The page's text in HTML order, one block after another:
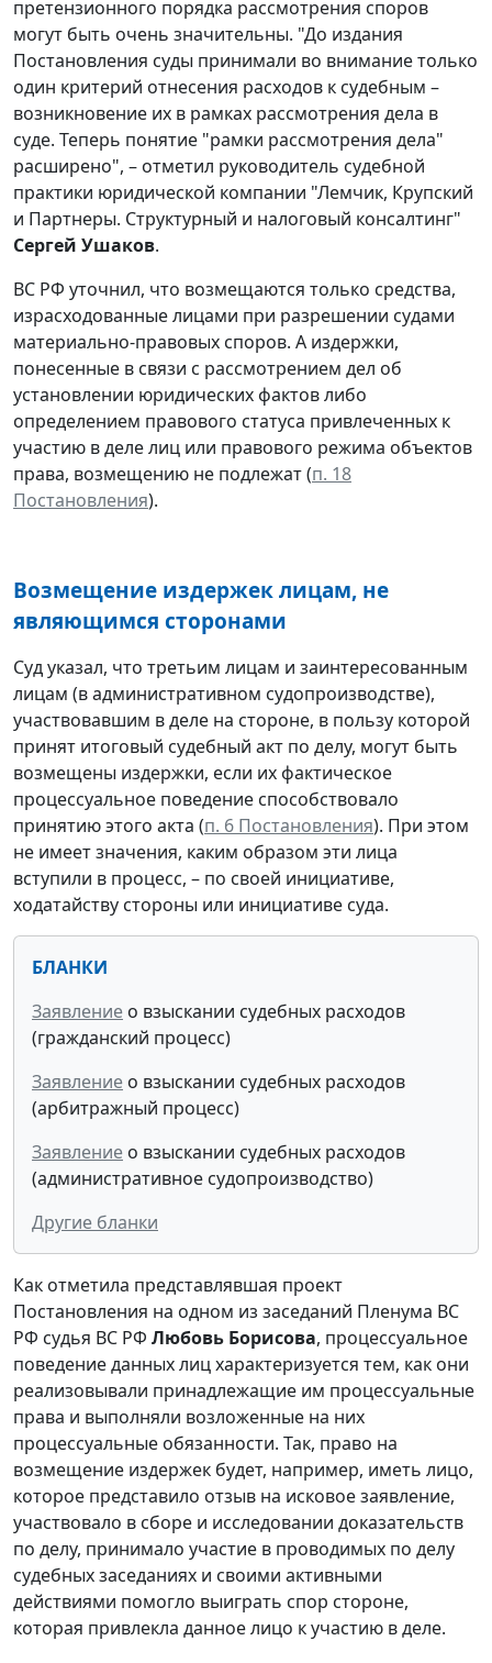
претензионного порядка рассмотрения споров
могут быть очень значительны. "До издания
Постановления суды принимали во внимание только
один критерий отнесения расходов к судебным –
возникновение их в рамках рассмотрения дела в
суде. Теперь понятие "рамки рассмотрения дела"
расширено", – отметил руководитель судебной
практики юридической компании "Лемчик, Крупский
и Партнеры. Структурный и налоговый консалтинг"
Сергей Ушаков.
ВС РФ уточнил, что возмещаются только средства,
израсходованные лицами при разрешении судами
материально-правовых споров. А издержки,
понесенные в связи с рассмотрением дел об
установлении юридических фактов либо
определением правового статуса привлеченных к
участию в деле лиц или правового режима объектов
права, возмещению не подлежат (п. 18
Постановления).
Возмещение издержек лицам, не
являющимся сторонами
Суд указал, что третьим лицам и заинтересованным
лицам (в административном судопроизводстве),
участвовавшим в деле на стороне, в пользу которой
принят итоговый судебный акт по делу, могут быть
возмещены издержки, если их фактическое
процессуальное поведение способствовало
принятию этого акта (п. 6 Постановления). При этом
не имеет значения, каким образом эти лица
вступили в процесс, – по своей инициативе,
ходатайству стороны или инициативе суда.
БЛАНКИ
Заявление о взыскании судебных расходов
(гражданский процесс)
Заявление о взыскании судебных расходов
(арбитражный процесс)
Заявление о взыскании судебных расходов
(административное судопроизводство)
Другие бланки
Как отметила представлявшая проект
Постановления на одном из заседаний Пленума ВС
РФ судья ВС РФ Любовь Борисова, процессуальное
поведение данных лиц характеризуется тем, как они
реализовывали принадлежащие им процессуальные
права и выполняли возложенные на них
процессуальные обязанности. Так, право на
возмещение издержек будет, например, иметь лицо,
которое представило отзыв на исковое заявление,
участвовало в сборе и исследовании доказательств
по делу, принимало участие в проводимых по делу
судебных заседаниях и своими активными
действиями помогло выиграть спор стороне,
которая привлекла данное лицо к участию в деле.